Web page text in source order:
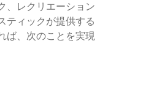
、レクリエーション
ティックが提供する
ば、次のことを実現